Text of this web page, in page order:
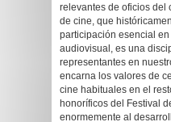
relevantes de oficios del
de cine, que
participación esencial
audiovisual, es una
representantes en
encarna los valores de
cine habituales en el
honoríficos del Festival
enormemente al